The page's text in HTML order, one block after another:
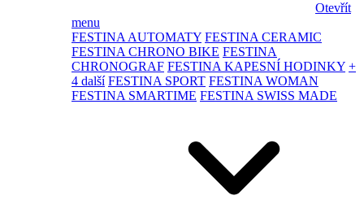
Otevřít
menu
FESTINA AUTOMATY FESTINA CERAMIC
FESTINA CHRONO BIKE FESTINA
CHRONOGRAF FESTINA KAPESNÍ HODINKY +
4 další FESTINA SPORT FESTINA WOMAN
FESTINA SMARTIME FESTINA SWISS MADE